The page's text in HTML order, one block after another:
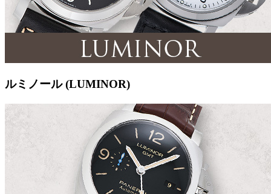
ルミノール (LUMINOR)